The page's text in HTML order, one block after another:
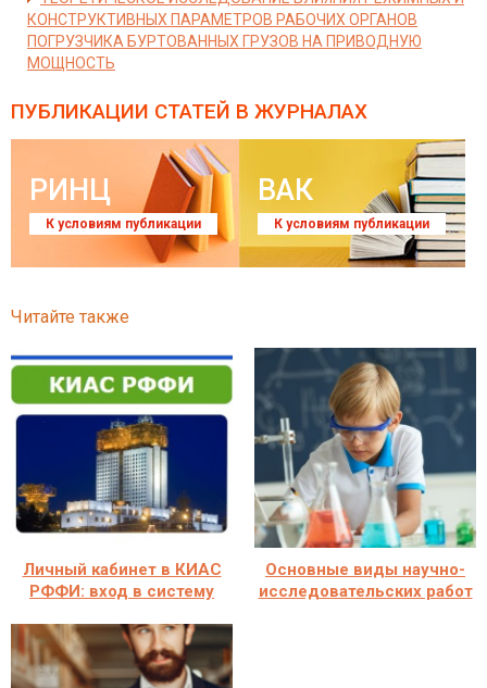
КОНСТРУКТИВНЫХ ПАРАМЕТРОВ РАБОЧИХ ОРГАНОВ
ПОГРУЗЧИКА БУРТОВАННЫХ ГРУЗОВ НА ПРИВОДНУЮ
МОЩНОСТЬ
ПУБЛИКАЦИИ СТАТЕЙ В ЖУРНАЛАХ
РИНЦ
К условиям публикации
ВАК
К условиям публикации
Читайте также
Личный кабинет в КИАС
РФФИ: вход в систему
Основные виды научно-
исследовательских работ